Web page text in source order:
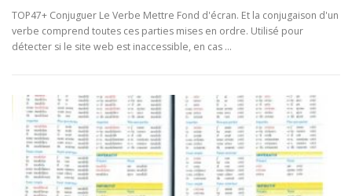
TOP47+ Conjuguer Le Verbe Mettre Fond d'écran. Et la conjugaison d'un
verbe comprend toutes ces parties mises en ordre. Utilisé pour
détecter si le site web est inaccessible, en cas …